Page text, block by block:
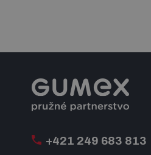
+421 249 683 813